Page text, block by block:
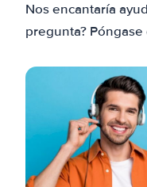
Nos encantaría
pregunta?